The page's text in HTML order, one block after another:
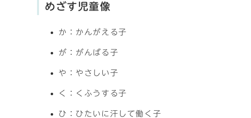
めざす児童像
か：かんがえる子
が：がんばる子
や：やさしい子
く：くふうする子
ひ：ひたいに汗して働く子